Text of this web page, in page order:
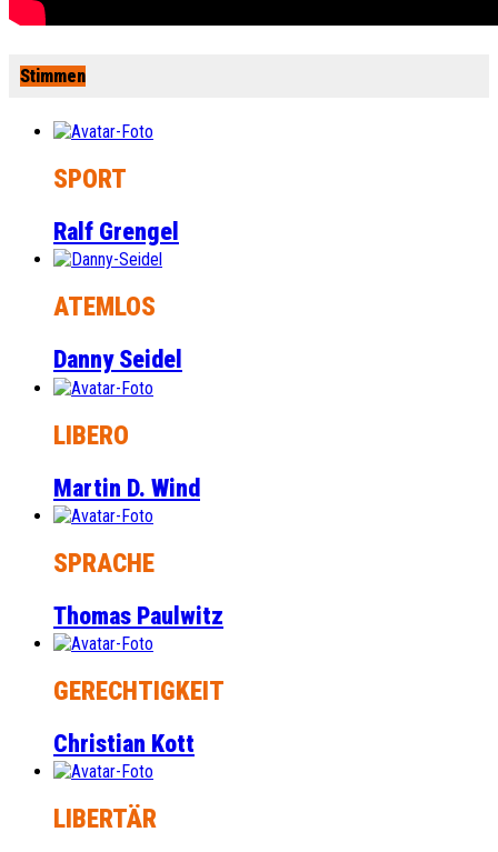
Stimmen
SPORT
Ralf Grengel
ATEMLOS
Danny Seidel
LIBERO
Martin D. Wind
SPRACHE
Thomas Paulwitz
GERECHTIGKEIT
Christian Kott
LIBERTÄR